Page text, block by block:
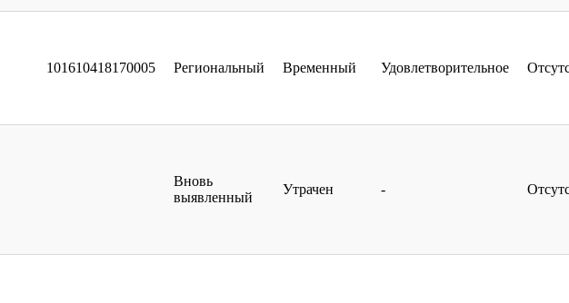
101610418170005 Региональный Временный Удовлетворительное
Вновь
выявленный
Утрачен -